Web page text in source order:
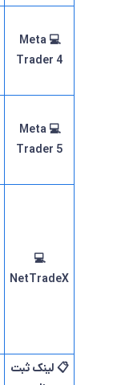
💻 Meta
Trader 4
💻 Meta
Trader 5
💻
NetTradeX
📋 لینک ثبت